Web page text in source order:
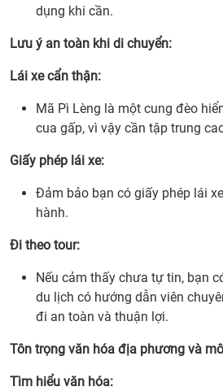
dụng khi cần.
Lưu ý an toàn khi di chuyển:
Lái xe cẩn thận:
Mã Pì Lèng là một cung đèo
cua gấp, vì vậy cần tập trung
Giấy phép lái xe:
Đảm bảo bạn có giấy phép lái
hành.
Đi theo tour:
Nếu cảm thấy chưa tự tin, bạn
du lịch có hướng dẫn viên
đi an toàn và thuận lợi.
Tôn trọng văn hóa địa phương và
Tìm hiểu văn hóa: